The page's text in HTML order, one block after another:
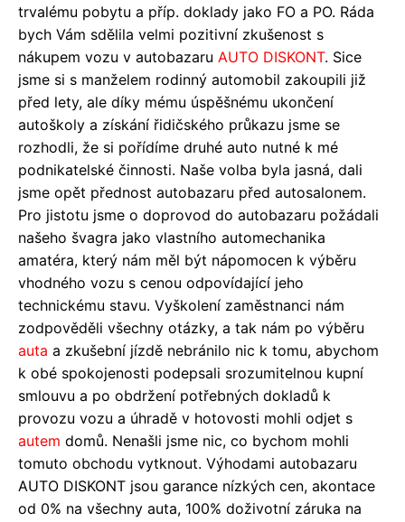
trvalému pobytu a příp. doklady jako FO a PO. Ráda
bych Vám sdělila velmi pozitivní zkušenost s
nákupem vozu v autobazaru AUTO DISKONT. Sice
jsme si s manželem rodinný automobil zakoupili již
před lety, ale díky mému úspěšnému ukončení
autoškoly a získání řidičského průkazu jsme se
rozhodli, že si pořídíme druhé auto nutné k mé
podnikatelské činnosti. Naše volba byla jasná, dali
jsme opět přednost autobazaru před autosalonem.
Pro jistotu jsme o doprovod do autobazaru požádali
našeho švagra jako vlastního automechanika
amatéra, který nám měl být nápomocen k výběru
vhodného vozu s cenou odpovídající jeho
technickému stavu. Vyškolení zaměstnanci nám
zodpověděli všechny otázky, a tak nám po výběru
auta a zkušební jízdě nebránilo nic k tomu, abychom
k obé spokojenosti podepsali srozumitelnou kupní
smlouvu a po obdržení potřebných dokladů k
provozu vozu a úhradě v hotovosti mohli odjet s
autem domů. Nenašli jsme nic, co bychom mohli
tomuto obchodu vytknout. Výhodami autobazaru
AUTO DISKONT jsou garance nízkých cen, akontace
od 0% na všechny auta, 100% doživotní záruka na